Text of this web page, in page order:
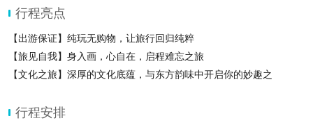
行程亮点
【出游保证】纯玩无购物，让旅行回归纯粹
【旅见自我】身入画，心自在，启程难忘之旅
【文化之旅】深厚的文化底蕴，与东方韵味中开启你的妙趣之
行程安排